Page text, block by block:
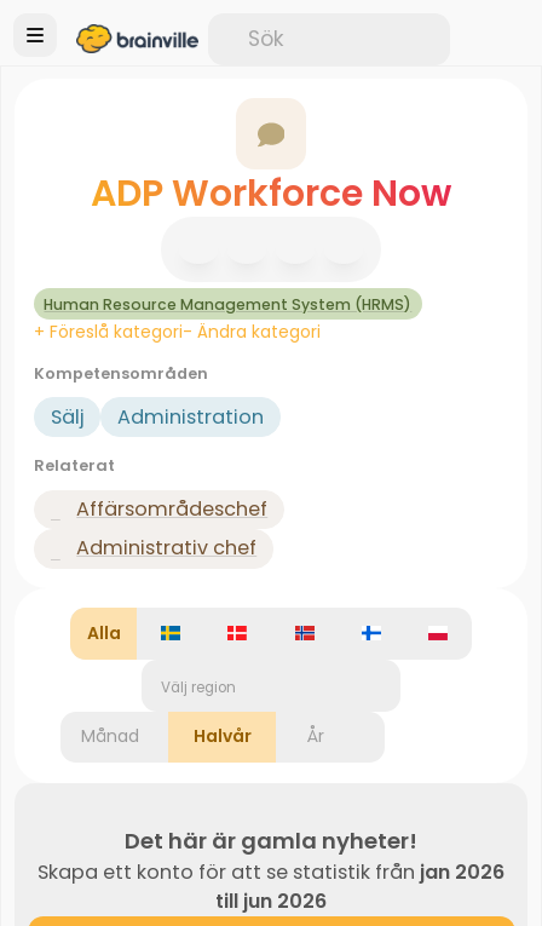
ADP Workforce Now
Human Resource Management System (HRMS)
+ Föreslå kategori- Ändra kategori
Kompetensområden
Sälj Administration
Relaterat
Affärsområdeschef
Administrativ chef
Alla
Välj region
Månad Halvår År
Det här är gamla nyheter!
Skapa ett konto för att se statistik från jan 2026
till jun 2026